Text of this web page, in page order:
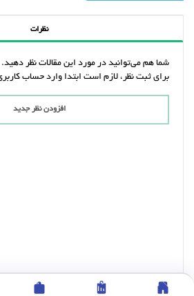
نظرات
شما هم می‌توانید در مورد این مقالات نظر دهید.
برای ثبت نظر، لازم است ابتدا وارد حساب
افزودن نظر جدید